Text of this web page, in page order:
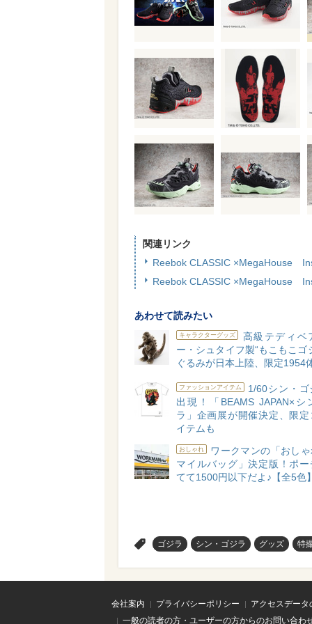
関連リンク
Reebok CLASSIC ×MegaHouse
Reebok CLASSIC ×MegaHouse
あわせて読みたい
キャラクターグッズ
高級テディベ
ー・シュタイフ製“もこもこゴ
ぐるみが日本上陸、限定1954
ファッションアイテム
1/60シン・ゴ
出現！「BEAMS JAPAN×シ
ラ」企画展が開催決定、限
イテムも
おしゃれ
ワークマンの「おし
マイルバッグ」決定版！ポ
てて1500円以下だよ♪【全5色
ゴジラ シン・ゴジラ グッズ 特
会社案内 プライバシーポリシー
アクセスデー
一般の読者の方・ユーザーの方からのお問い合わ